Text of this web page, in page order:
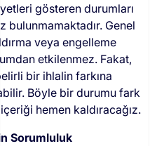
gösteren durumları
bulunmamaktadır. Genel
veya engelleme
etkilenmez. Fakat,
bir ihlalin farkına
Böyle bir durumu fark
hemen kaldıracağız.
Sorumluluk